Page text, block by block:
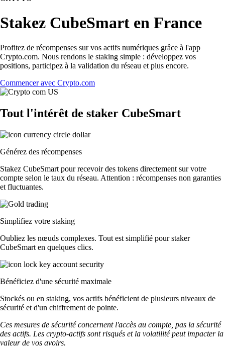
Stakez CubeSmart en France
Profitez de récompenses sur vos actifs numériques grâce à l'app
Crypto.com. Nous rendons le staking simple : développez vos
positions, participez à la validation du réseau et plus encore.
Commencer avec Crypto.com
Tout l'intérêt de staker CubeSmart
Générez des récompenses
Stakez CubeSmart pour recevoir des tokens directement sur votre
compte selon le taux du réseau. Attention : récompenses non garanties
et fluctuantes.
Simplifiez votre staking
Oubliez les nœuds complexes. Tout est simplifié pour staker
CubeSmart en quelques clics.
Bénéficiez d'une sécurité maximale
Stockés ou en staking, vos actifs bénéficient de plusieurs niveaux de
sécurité et d'un chiffrement de pointe.
Ces mesures de sécurité concernent l'accès au compte, pas la sécurité
des actifs. Les crypto-actifs sont risqués et la volatilité peut impacter la
valeur de vos avoirs.